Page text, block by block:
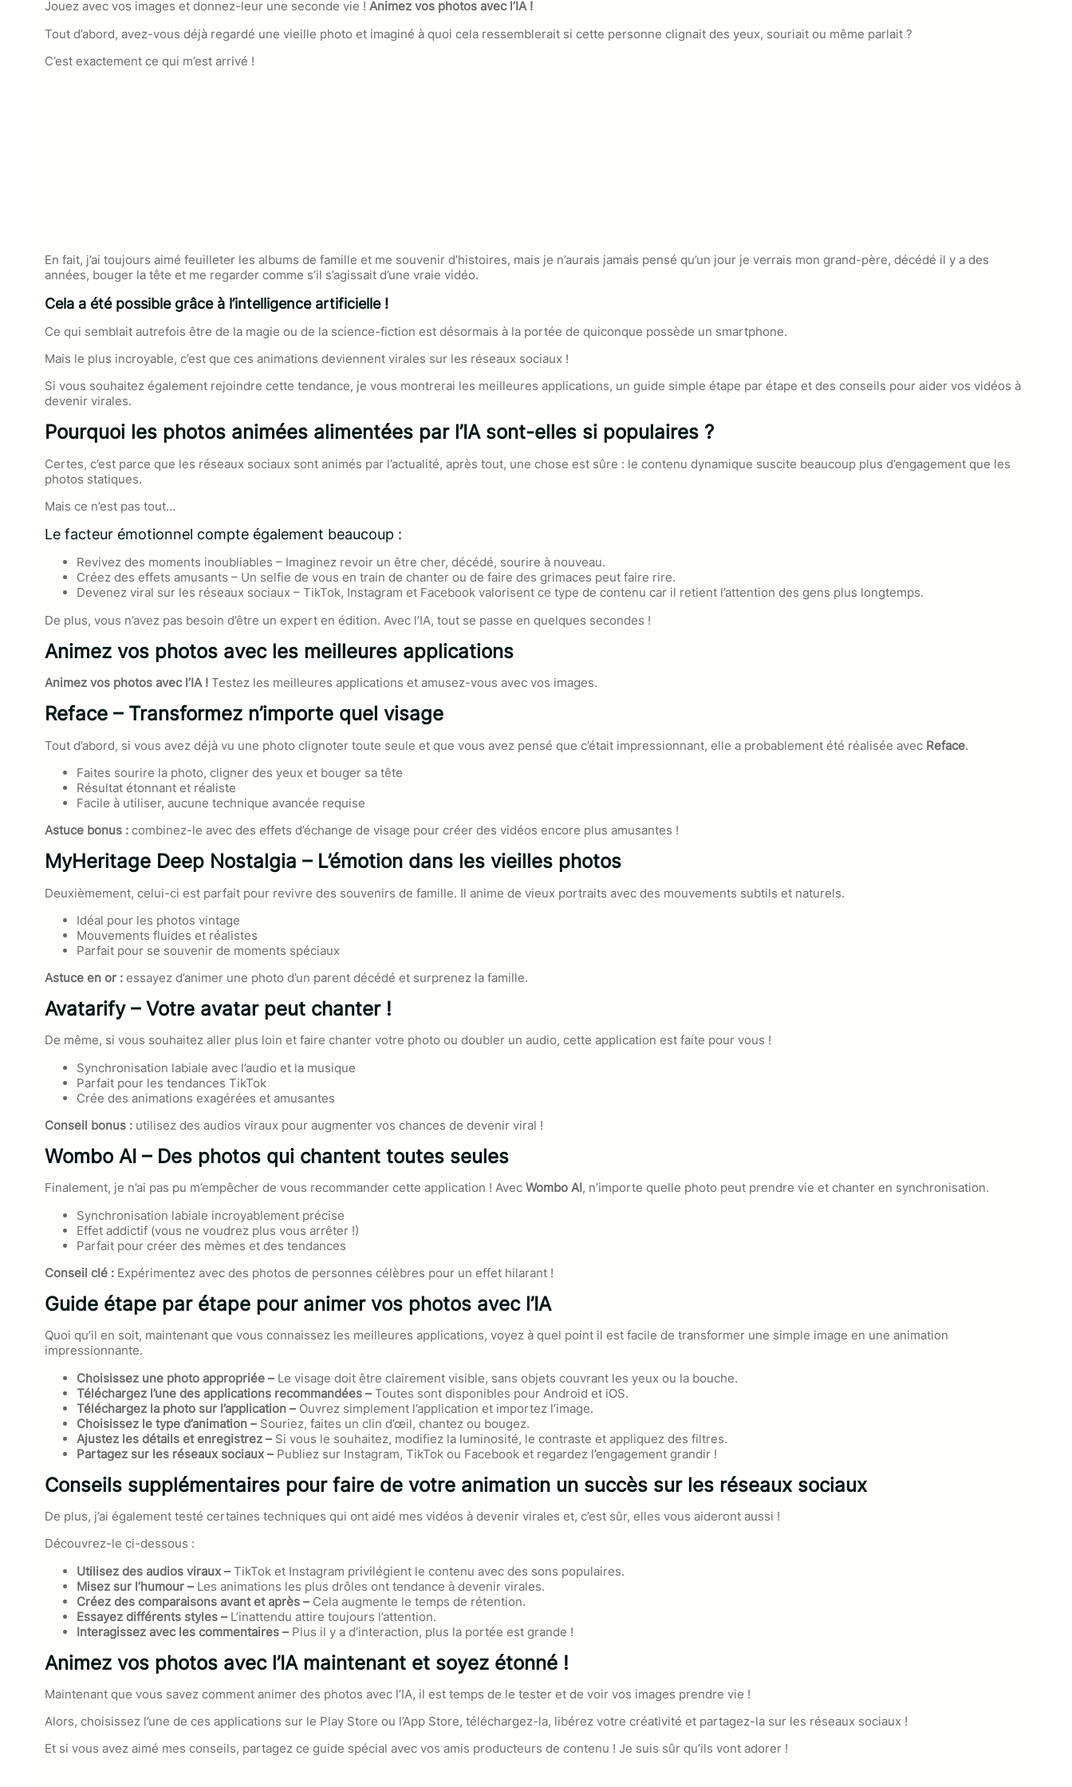
Jouez avec vos images et donnez-leur une seconde vie ! Animez vos photos avec l’IA !
Tout d’abord, avez-vous déjà regardé une vieille photo et imaginé à quoi cela ressemblerait si cette personne clignait des yeux, souriait ou même parlait ?
C’est exactement ce qui m’est arrivé !
En fait, j’ai toujours aimé feuilleter les albums de famille et me souvenir d’histoires, mais je n’aurais jamais pensé qu’un jour je verrais mon grand-père, décédé il y a des
années, bouger la tête et me regarder comme s’il s’agissait d’une vraie vidéo.
Cela a été possible grâce à l’intelligence artificielle !
Ce qui semblait autrefois être de la magie ou de la science-fiction est désormais à la portée de quiconque possède un smartphone.
Mais le plus incroyable, c’est que ces animations deviennent virales sur les réseaux sociaux !
Si vous souhaitez également rejoindre cette tendance, je vous montrerai les meilleures applications, un guide simple étape par étape et des conseils pour aider vos vidéos à
devenir virales.
Pourquoi les photos animées alimentées par l’IA sont-elles si populaires ?
Certes, c’est parce que les réseaux sociaux sont animés par l’actualité, après tout, une chose est sûre : le contenu dynamique suscite beaucoup plus d’engagement que les
photos statiques.
Mais ce n’est pas tout…
Le facteur émotionnel compte également beaucoup :
Revivez des moments inoubliables – Imaginez revoir un être cher, décédé, sourire à nouveau.
Créez des effets amusants – Un selfie de vous en train de chanter ou de faire des grimaces peut faire rire.
Devenez viral sur les réseaux sociaux – TikTok, Instagram et Facebook valorisent ce type de contenu car il retient l’attention des gens plus longtemps.
De plus, vous n’avez pas besoin d’être un expert en édition. Avec l’IA, tout se passe en quelques secondes !
Animez vos photos avecles meilleures applications
Animez vos photos avec l’IA ! Testez les meilleures applications et amusez-vous avec vos images.
Reface – Transformez n’importe quel visage
Tout d’abord, si vous avez déjà vu une photo clignoter toute seule et que vous avez pensé que c’était impressionnant, elle a probablement été réalisée avec Reface.
Faites sourire la photo, cligner des yeux et bouger sa tête
Résultat étonnant et réaliste
Facile à utiliser, aucune technique avancée requise
Astuce bonus : combinez-le avec des effets d’échange de visage pour créer des vidéos encore plus amusantes !
MyHeritage Deep Nostalgia – L’émotion dans les vieilles photos
Deuxièmement, celui-ci est parfait pour revivre des souvenirs de famille. Il anime de vieux portraits avec des mouvements subtils et naturels.
Idéal pour les photos vintage
Mouvements fluides et réalistes
Parfait pour se souvenir de moments spéciaux
Astuce en or : essayez d’animer une photo d’un parent décédé et surprenez la famille.
Avatarify – Votre avatar peut chanter !
De même, si vous souhaitez aller plus loin et faire chanter votre photo ou doubler un audio, cette application est faite pour vous !
Synchronisation labiale avec l’audio et la musique
Parfait pour les tendances TikTok
Crée des animations exagérées et amusantes
Conseil bonus : utilisez des audios viraux pour augmenter vos chances de devenir viral !
Wombo AI – Des photos qui chantent toutes seules
Finalement, je n’ai pas pu m’empêcher de vous recommander cette application ! Avec Wombo AI, n’importe quelle photo peut prendre vie et chanter en synchronisation.
Synchronisation labiale incroyablement précise
Effet addictif (vous ne voudrez plus vous arrêter !)
Parfait pour créer des mèmes et des tendances
Conseil clé : Expérimentez avec des photos de personnes célèbres pour un effet hilarant !
Guide étape par étape pour animer vos photos avec l’IA
Quoi qu’il en soit, maintenant que vous connaissez les meilleures applications, voyez à quel point il est facile de transformer une simple image en une animation
impressionnante.
Choisissez une photo appropriée – Le visage doit être clairement visible, sans objets couvrant les yeux ou la bouche.
Téléchargez l’une des applications recommandées – Toutes sont disponibles pour Android et iOS.
Téléchargez la photo sur l’application – Ouvrez simplement l’application et importez l’image.
Choisissez le type d’animation – Souriez, faites un clin d’œil, chantez ou bougez.
Ajustez les détails et enregistrez – Si vous le souhaitez, modifiez la luminosité, le contraste et appliquez des filtres.
Partagez sur les réseaux sociaux – Publiez sur Instagram, TikTok ou Facebook et regardez l’engagement grandir !
Conseils supplémentaires pour faire de votre animation un succès sur les réseaux sociaux
De plus, j’ai également testé certaines techniques qui ont aidé mes vidéos à devenir virales et, c’est sûr, elles vous aideront aussi !
Découvrez-le ci-dessous :
Utilisez des audios viraux – TikTok et Instagram privilégient le contenu avec des sons populaires.
Misez sur l’humour – Les animations les plus drôles ont tendance à devenir virales.
Créez des comparaisons avant et après – Cela augmente le temps de rétention.
Essayez différents styles – L’inattendu attire toujours l’attention.
Interagissez avec les commentaires – Plus il y a d’interaction, plus la portée est grande !
Animez vos photos avec l’IA maintenant et soyez étonné !
Maintenant que vous savez comment animer des photos avec l’IA, il est temps de le tester et de voir vos images prendre vie !
Alors, choisissez l’une de ces applications sur le Play Store ou l’App Store, téléchargez-la, libérez votre créativité et partagez-la sur les réseaux sociaux !
Et si vous avez aimé mes conseils, partagez ce guide spécial avec vos amis producteurs de contenu ! Je suis sûr qu’ils vont adorer !